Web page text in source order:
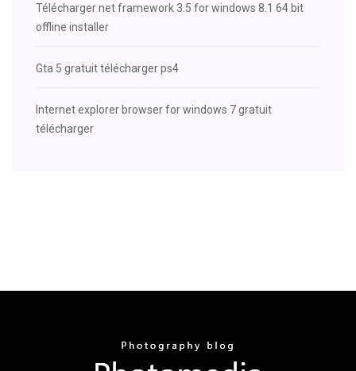
Télécharger net framework 3.5 for windows 8.1 64 bit
offline installer
Gta 5 gratuit télécharger ps4
Internet explorer browser for windows 7 gratuit
télécharger